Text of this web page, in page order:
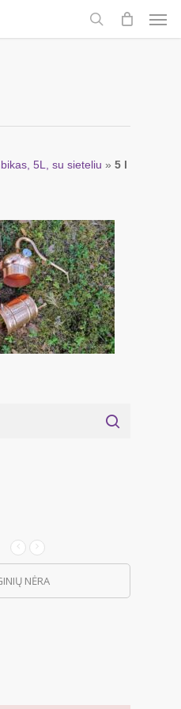
search
5L, su sieteliu » 5 l
NĖRA